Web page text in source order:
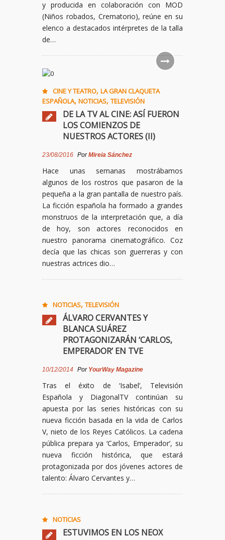
y producida en colaboración con MOD
(Niños robados, Crematorio), reúne en su
elenco a destacados intérpretes de la talla
de…
CINE Y TEATRO, LA GRAN CLAQUETA
ESPAÑOLA, NOTICIAS, TELEVISIÓN
DE LA TV AL CINE: ASÍ FUERON
LOS COMIENZOS DE
NUESTROS ACTORES (II)
23/08/2016 PorMireia Sánchez
Hace unas semanas mostrábamos
algunos de los rostros que pasaron de la
pequeña a la gran pantalla de nuestro país.
La ficción española ha formado a grandes
monstruos de la interpretación que, a día
de hoy, son actores reconocidos en
nuestro panorama cinematográfico. Coz
decía que las chicas son guerreras y con
nuestras actrices dio…
NOTICIAS, TELEVISIÓN
ÁLVARO CERVANTES Y
BLANCA SUÁREZ
PROTAGONIZARÁN ‘CARLOS,
EMPERADOR’ EN TVE
10/12/2014 Por YourWay Magazine
Tras el éxito de ‘Isabel’, Televisión
Española y DiagonalTV continúan su
apuesta por las series históricas con su
nueva ficción basada en la vida de Carlos
V, nieto de los Reyes Católicos. La cadena
pública prepara ya ‘Carlos, Emperador’, su
nueva ficción histórica, que estará
protagonizada por dos jóvenes actores de
talento: Álvaro Cervantes y…
NOTICIAS
ESTUVIMOS EN LOS NEOX